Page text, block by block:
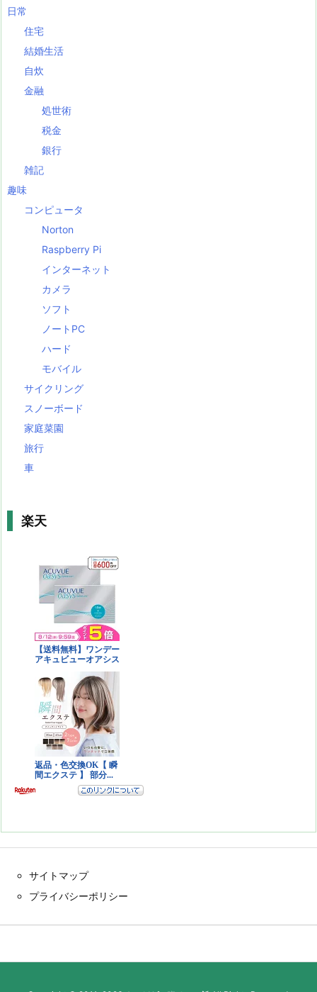
日常
住宅
結婚生活
自炊
金融
処世術
税金
銀行
雑記
趣味
コンピュータ
Norton
Raspberry Pi
インターネット
カメラ
ソフト
ノートPC
ハード
モバイル
サイクリング
スノーボード
家庭菜園
旅行
車
楽天
サイトマップ
プライバシーポリシー